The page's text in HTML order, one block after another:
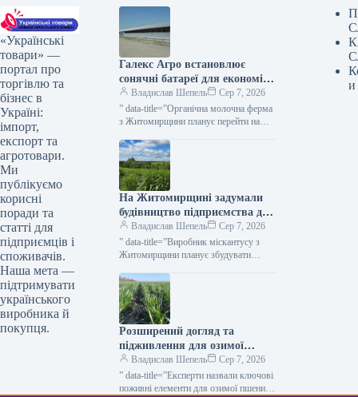
«Українські
товари» —
портал про
торгівлю та
бізнес в
Україні:
імпорт,
експорт та
агротовари.
Ми
публікуємо
корисні
поради та
статті для
підприємців і
споживачів.
Наша мета —
підтримувати
українського
виробника й
покупця.
Галекс Агро встановлює
сонячні батареї для економії
на обробці молока —
КУРКУЛЬ
Владислав Шепель
Сер 7, 2026
” data-title=”Органічна молочна ферма
з Житомирщини планує перейти на
url=”https://kurkul.com/news/41866-
organichna-molochna-ferma-z-
jitomirschini-planuye-pereyti-na-
sonyachnu-energiyu”> Ферма
органічного молока на Житомирщині
має намір перейти…
На Житомирщині задумали
будівництво підприємства для
обробки міскантусу —
КУРКУЛЬ
Владислав Шепель
Сер 7, 2026
” data-title=”Виробник міскантусу з
Житомирщини планує збудувати
url=”https://kurkul.com/news/41863-
virobnik-miskantusu-z-jitomirschini-
planuye-zbuduvati-peletniy-zavod”>
Виробник міскантусу з Житомирщини
планує збудувати пелетний завод 7
серпня…
Розширений догляд та
підживлення для озимої
пшениці: поради від Ukravit
— КУРКУЛЬ
Владислав Шепель
Сер 7, 2026
” data-title=”Експерти назвали ключові
поживні елементи для озимої пшениці
и